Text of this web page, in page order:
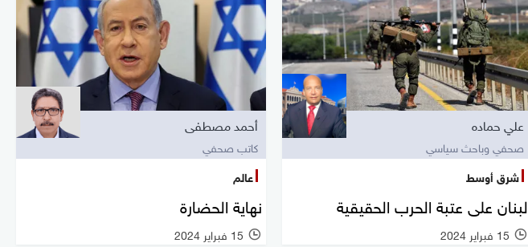
علي حماده
صحفي وباحث سياسي
شرق أوسط
لبنان على عتبة الحرب الحقيقية
15 فبراير 2024
أحمد مصطفى
كاتب صحفي
عالم
نهاية الحضارة
15 فبراير 2024